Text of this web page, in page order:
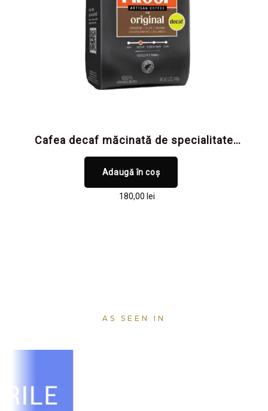
Cafea decaf măcinată de specialitate
pentru claritate mentală și focus, fără
cofeină și fără toxine
Adaugă în coș
180,00 lei
AS SEEN IN